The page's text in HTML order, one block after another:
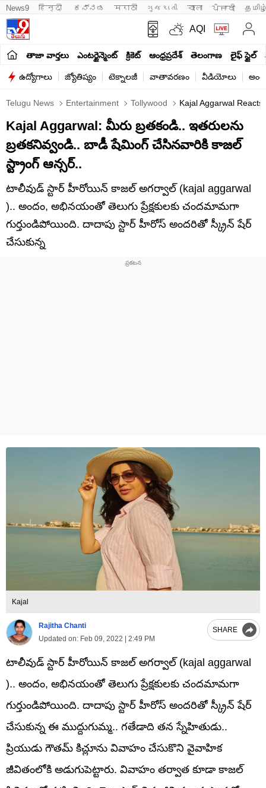
News9 हिन्दी ಕನ್ನಡ मराठी ગુજરાતી বাংলা ਪੰਜਾਬੀ
AQI
తాజా వార్తలు ఎంటర్టైన్మెంట్ క్రికెట్ ఆంధ్రప్రదేశ్ తెలంగాణ లైఫ్ స్టైల్
ఉద్యోగాలు జ్యోతిష్యం టెక్నాలజీ వాతావరణం వీడియోలు
Telugu News Entertainment Tollywood Kajal Aggarwal
Kajal Aggarwal: మీరు బ్రతకండి.. ఇతరులను
బ్రతకనివ్వండి.. బాడీ షేమింగ్ చేసినవారికి కాజల్
స్ట్రాంగ్ ఆన్సర్..
టాలీవుడ్ స్టార్ హీరోయిన్ కాజల్ అగర్వాల్ (kajal aggarwal
).. అందం, అభినయంతో తెలుగు ప్రేక్షకులకు చందమామగా
గుర్తుండిపోయింది. దాదాపు స్టార్ హీరోస్ అందరితో స్క్రీన్ షేర్
చేసుకున్న
Kajal
Rajitha Chanti
Updated on: Feb 09, 2022 | 2:49 PM
SHARE
టాలీవుడ్ స్టార్ హీరోయిన్ కాజల్ అగర్వాల్ (kajal aggarwal
).. అందం, అభినయంతో తెలుగు ప్రేక్షకులకు చందమామగా
గుర్తుండిపోయింది. దాదాపు స్టార్ హీరోస్ అందరితో స్క్రీన్ షేర్
చేసుకున్న ఈ ముద్దుగుమ్మ.. గతేడాది తన స్నేహితుడు..
ప్రియుడు గౌతమ్ కిచ్లూను వివాహం చేసుకొని వైవాహిక
జీవితంలోకి అడుగుపెట్టారు. వివాహం తర్వాత కూడా కాజల్